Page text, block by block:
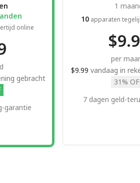
online
gebracht
garantie
1
10apparaten
per
$9.99 vandaag in
31%
7 dagen geld-